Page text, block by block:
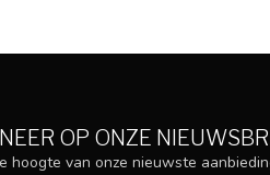
OP ONZE
hoogte van onze nieuwste